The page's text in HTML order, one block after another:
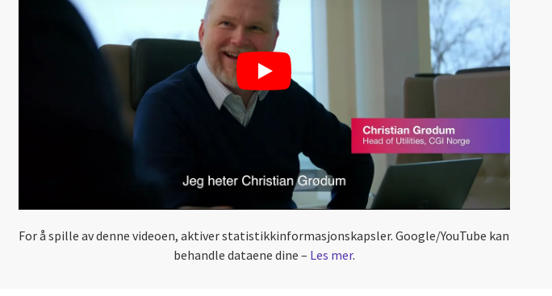
For å spille av denne videoen, aktiver statistikkinformasjonskapsler. Google/YouTube kan
behandle dataene dine – Les mer.